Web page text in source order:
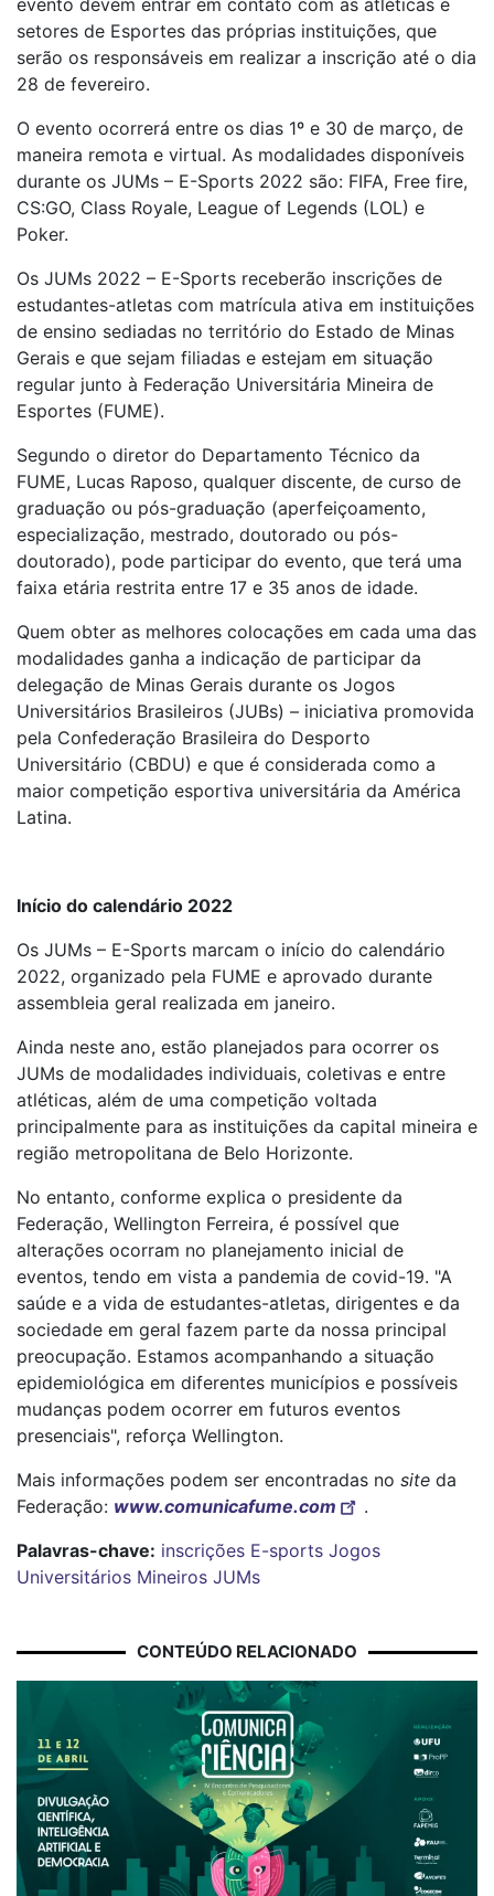
evento devem entrar em contato com as atléticas e
setores de Esportes das próprias instituições, que
serão os responsáveis em realizar a inscrição até o dia
28 de fevereiro.
O evento ocorrerá entre os dias 1º e 30 de março, de
maneira remota e virtual. As modalidades disponíveis
durante os JUMs – E-Sports 2022 são: FIFA, Free fire,
CS:GO, Class Royale, League of Legends (LOL) e
Poker.
Os JUMs 2022 – E-Sports receberão inscrições de
estudantes-atletas com matrícula ativa em instituições
de ensino sediadas no território do Estado de Minas
Gerais e que sejam filiadas e estejam em situação
regular junto à Federação Universitária Mineira de
Esportes (FUME).
Segundo o diretor do Departamento Técnico da
FUME, Lucas Raposo, qualquer discente, de curso de
graduação ou pós-graduação (aperfeiçoamento,
especialização, mestrado, doutorado ou pós-
doutorado), pode participar do evento, que terá uma
faixa etária restrita entre 17 e 35 anos de idade.
Quem obter as melhores colocações em cada uma das
modalidades ganha a indicação de participar da
delegação de Minas Gerais durante os Jogos
Universitários Brasileiros (JUBs) – iniciativa promovida
pela Confederação Brasileira do Desporto
Universitário (CBDU) e que é considerada como a
maior competição esportiva universitária da América
Latina.
Início do calendário 2022
Os JUMs – E-Sports marcam o início do calendário
2022, organizado pela FUME e aprovado durante
assembleia geral realizada em janeiro.
Ainda neste ano, estão planejados para ocorrer os
JUMs de modalidades individuais, coletivas e entre
atléticas, além de uma competição voltada
principalmente para as instituições da capital mineira e
região metropolitana de Belo Horizonte.
No entanto, conforme explica o presidente da
Federação, Wellington Ferreira, é possível que
alterações ocorram no planejamento inicial de
eventos, tendo em vista a pandemia de covid-19. "A
saúde e a vida de estudantes-atletas, dirigentes e da
sociedade em geral fazem parte da nossa principal
preocupação. Estamos acompanhando a situação
epidemiológica em diferentes municípios e possíveis
mudanças podem ocorrer em futuros eventos
presenciais", reforça Wellington.
Mais informações podem ser encontradas no site da
Federação: www.comunicafume.com
.
Palavras-chave: inscrições E-sports Jogos
Universitários Mineiros JUMs
CONTEÚDO RELACIONADO